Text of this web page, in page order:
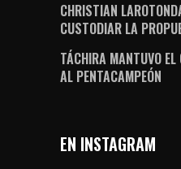
CHRISTIAN
CUSTODIAR LA
TÁCHIRA MANTUVO
AL PENTACAMPEÓN
EN INSTAGRAM